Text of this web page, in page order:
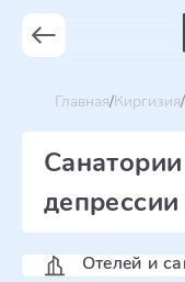
Главная Киргизия
Отелей и